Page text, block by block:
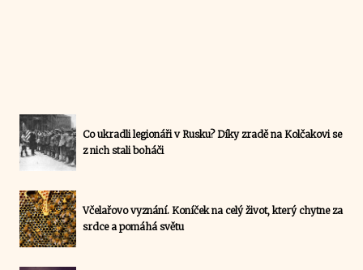
Co ukradli legionáři v Rusku? Díky zradě na Kolčakovi se
z nich stali boháči
Včelařovo vyznání. Koníček na celý život, který chytne za
srdce a pomáhá světu